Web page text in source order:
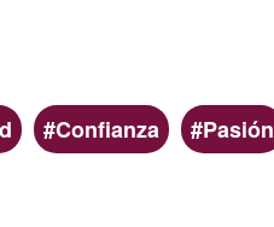
Confianza Pasión